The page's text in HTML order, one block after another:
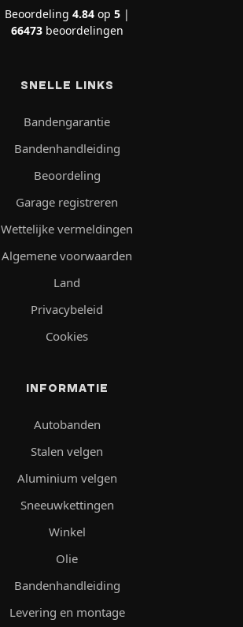
Beoordeling 4.84op 5|
66473beoordelingen
SNELLE LINKS
Bandengarantie
Bandenhandleiding
Beoordeling
Garage registreren
Wettelijke vermeldingen
Algemene voorwaarden
Land
Privacybeleid
Cookies
INFORMATIE
Autobanden
Stalen velgen
Aluminium velgen
Sneeuwkettingen
Winkel
Olie
Bandenhandleiding
Levering en montage